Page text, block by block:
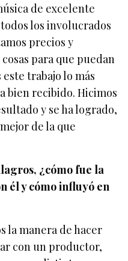
de excelente
los involucrados
precios y
para que puedan
trabajo lo más
bien recibido. Hicimos
y se ha logrado,
de la que
¿cómo fue la
él y cómo influyó en
la manera de hacer
con un productor,